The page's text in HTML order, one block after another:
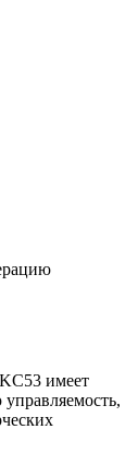
имеет